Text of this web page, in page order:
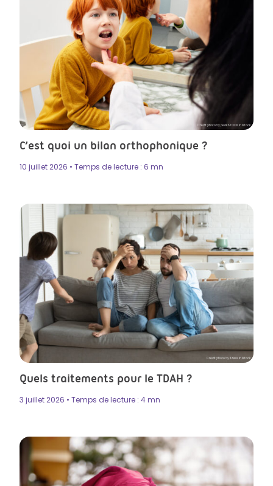
Crédit photo by peakSTOCK in Istock
C’est quoi un bilan orthophonique ?
10 juillet 2026 • Temps de lecture : 6 mn
Crédit photo by fizkes in Istock
Quels traitements pour le TDAH ?
3 juillet 2026 • Temps de lecture : 4 mn